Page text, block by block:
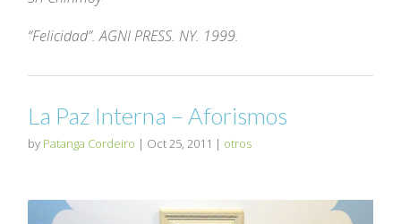
“Felicidad”. AGNI PRESS. NY. 1999.
La Paz Interna – Aforismos
by Patanga Cordeiro | Oct 25, 2011 | otros